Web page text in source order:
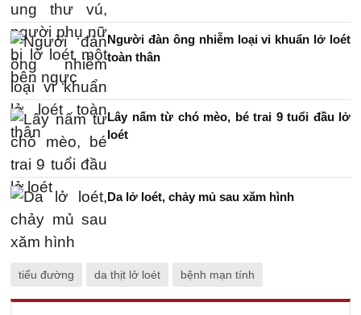
Người đàn ông nhiễm loại vi khuẩn lở loét
toàn thân
Lây nấm từ chó mèo, bé trai 9 tuổi đầu lở
loét
Da lở loét, chảy mủ sau xăm hình
tiểu đường da thịt lở loét bệnh mạn tính